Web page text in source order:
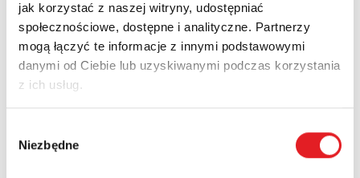
jak korzystać z naszej witryny, udostępniać
społecznościowe, dostępne i analityczne. Partnerzy
mogą łączyć te informacje z innymi podstawowymi
danymi od Ciebie lub uzyskiwanymi podczas korzystania
z ich usług.
zgody
Niezbędne
Company:
Phone:
Country: